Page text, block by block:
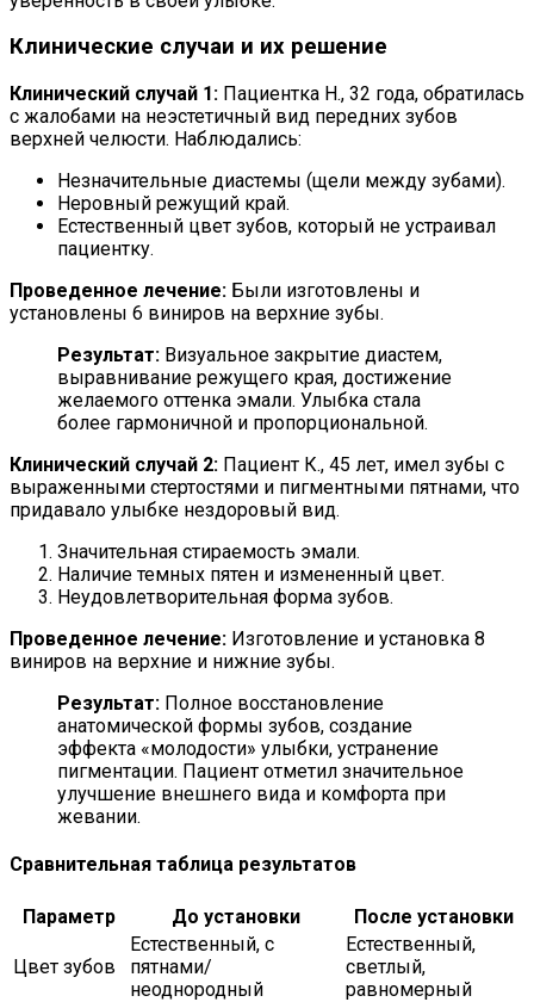
Клинические случаи и их решение
Клинический случай 1: Пациентка Н., 32 года, обратилась
с жалобами на неэстетичный вид передних зубов
верхней челюсти. Наблюдались:
Незначительные диастемы (щели между зубами).
Неровный режущий край.
Естественный цвет зубов, который не устраивал
пациентку.
Проведенное лечение: Были изготовлены и
установлены 6 виниров на верхние зубы.
Результат: Визуальное закрытие диастем,
выравнивание режущего края, достижение
желаемого оттенка эмали. Улыбка стала
более гармоничной и пропорциональной.
Клинический случай 2: Пациент К., 45 лет, имел зубы с
выраженными стертостями и пигментными пятнами, что
придавало улыбке нездоровый вид.
Значительная стираемость эмали.
Наличие темных пятен и измененный цвет.
Неудовлетворительная форма зубов.
Проведенное лечение: Изготовление и установка 8
виниров на верхние и нижние зубы.
Результат: Полное восстановление
анатомической формы зубов, создание
эффекта «молодости» улыбки, устранение
пигментации. Пациент отметил значительное
улучшение внешнего вида и комфорта при
жевании.
Сравнительная таблица результатов
Параметр До установки После установки
Цвет зубов
Естественный, с
пятнами/
неоднородный
Естественный,
светлый,
равномерный